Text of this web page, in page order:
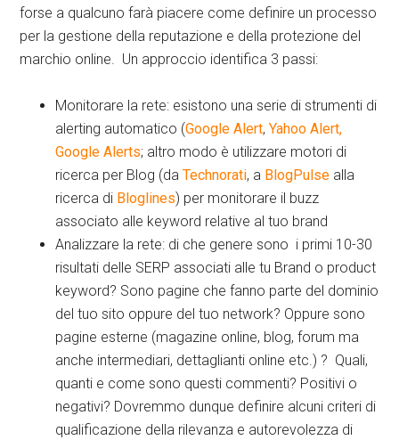
forse a qualcuno farà piacere come definire un processo
per la gestione della reputazione e della protezione del
marchio online. Un approccio identifica 3 passi:
Monitorare la rete: esistono una serie di strumenti di
alerting automatico (Google Alert,Yahoo Alert,
Google Alerts; altro modo è utilizzare motori di
ricerca per Blog (daTechnorati, a BlogPulse alla
ricerca di Bloglines) per monitorare il buzz
associato alle keyword relative al tuo brand
Analizzare la rete: di che genere sono i primi 10-30
risultati delle SERP associati alle tu Brand o product
keyword? Sono pagine che fanno parte del dominio
del tuo sito oppure del tuo network? Oppure sono
pagine esterne (magazine online, blog, forum ma
anche intermediari, dettaglianti online etc.) ? Quali,
quanti e come sono questi commenti? Positivi o
negativi? Dovremmo dunque definire alcuni criteri di
qualificazione della rilevanza e autorevolezza di